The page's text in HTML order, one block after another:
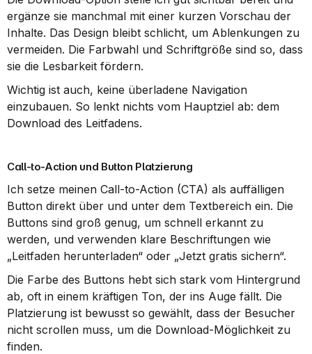
ergänze sie manchmal mit einer kurzen Vorschau der
Inhalte. Das Design bleibt schlicht, um Ablenkungen zu
vermeiden. Die Farbwahl und Schriftgröße sind so, dass
sie die Lesbarkeit fördern.
Wichtig ist auch, keine überladene Navigation
einzubauen. So lenkt nichts vom Hauptziel ab: dem
Download des Leitfadens.
Call-to-Action und Button Platzierung
Ich setze meinen Call-to-Action (CTA) als auffälligen
Button direkt über und unter dem Textbereich ein. Die
Buttons sind groß genug, um schnell erkannt zu
werden, und verwenden klare Beschriftungen wie
„Leitfaden herunterladen“ oder „Jetzt gratis sichern“.
Die Farbe des Buttons hebt sich stark vom Hintergrund
ab, oft in einem kräftigen Ton, der ins Auge fällt. Die
Platzierung ist bewusst so gewählt, dass der Besucher
nicht scrollen muss, um die Download-Möglichkeit zu
finden.